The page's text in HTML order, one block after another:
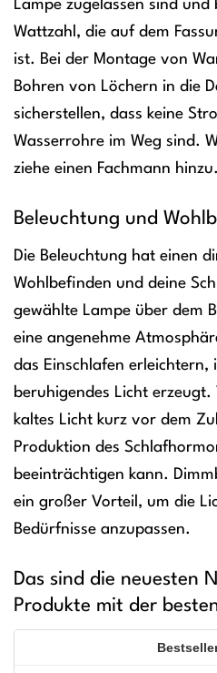
Lampe zugelassen sind
Wattzahl, die auf dem
ist. Bei der Montage von
Bohren von Löchern in die
sicherstellen, dass keine
Wasserrohre im Weg sind.
ziehe einen Fachmann hinzu.
Beleuchtung und
Die Beleuchtung hat einen
Wohlbefinden und deine
gewählte Lampe über dem
eine angenehme
das Einschlafen erleichtern,
beruhigendes Licht
kaltes Licht kurz vor dem
Produktion des
beeinträchtigen kann.
ein großer Vorteil, um die
Bedürfnisse anzupassen.
Das sind die neuesten
Produkte mit der